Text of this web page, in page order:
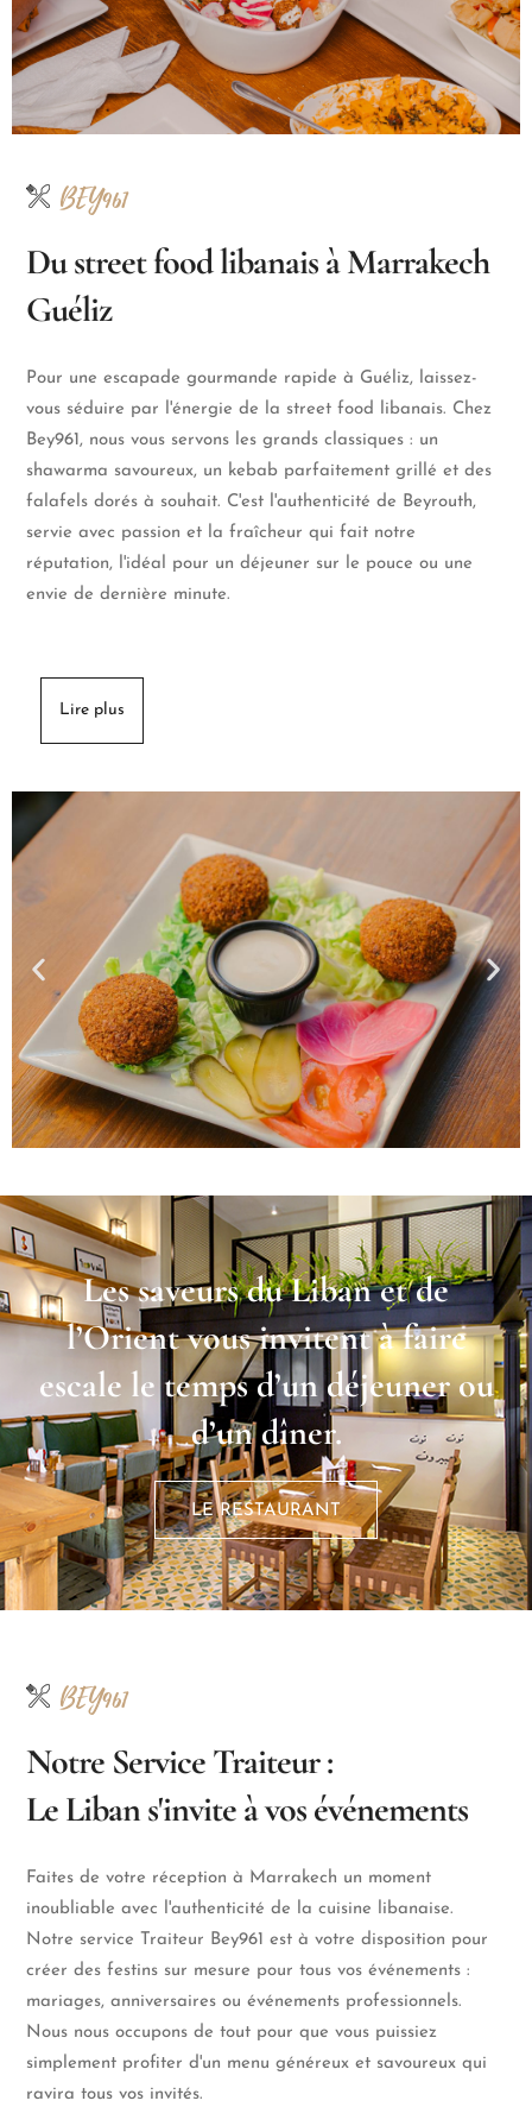
BEY961
Du street food libanais à Marrakech
Guéliz
Pour une escapade gourmande rapide à Guéliz, laissez-
vous séduire par l'énergie de la street food libanais. Chez
Bey961, nous vous servons les grands classiques : un
shawarma savoureux, un kebab parfaitement grillé et des
falafels dorés à souhait. C'est l'authenticité de Beyrouth,
servie avec passion et la fraîcheur qui fait notre
réputation, l'idéal pour un déjeuner sur le pouce ou une
envie de dernière minute.
Lire plus
Les saveurs du Liban et de
l’Orient vous invitent à faire
escale le temps d’un déjeuner ou
d’un dîner.
LE RESTAURANT
BEY961
Notre Service Traiteur :
Le Liban s'invite à vos événements
Faites de votre réception à Marrakech un moment
inoubliable avec l'authenticité de la cuisine libanaise.
Notre service Traiteur Bey961 est à votre disposition pour
créer des festins sur mesure pour tous vos événements :
mariages, anniversaires ou événements professionnels.
Nous nous occupons de tout pour que vous puissiez
simplement profiter d'un menu généreux et savoureux qui
ravira tous vos invités.